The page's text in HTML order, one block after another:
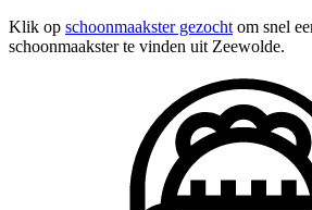
Klik op schoonmaakster gezocht om snel
schoonmaakster te vinden uit Zeewolde.